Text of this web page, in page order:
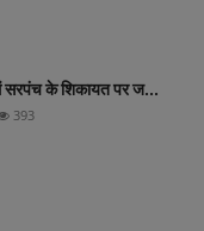
सरपंच के शिकायत पर ज...
393